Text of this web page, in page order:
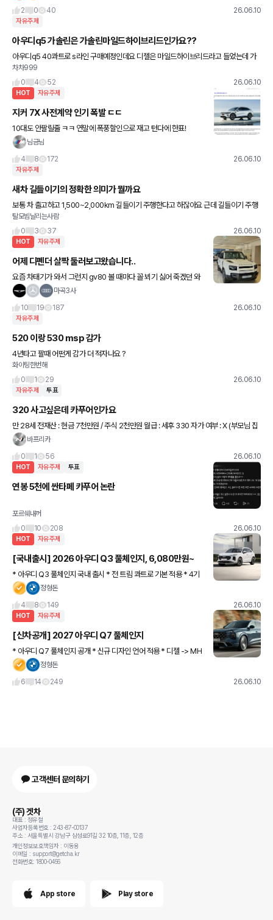
2
0 40 26.06.10
자유주제
아우디q5 가솔린은 가솔린마일드하이브리드인가요??
아우디q5 40콰트로 s라인 구매예정인데요 디젤은 마일드하이브리드라고 들었는데 가
솔린도 동일할까요??? 혹시 아시는분들 댓글부탁드려요 ㅠㅠ
차차999
0
4 52 26.06.10
HOT 자유주제
지커 7X 사전계약 인기 폭발 ㄷㄷ
10대도 안팔릴줄 ㅋㅋ 연말에 폭풍할인으로 재고 턴다에 한표!
님금님
4
8 172 26.06.10
자유주제
새차 길들이기의 정확한 의미가 뭘까요
보통 차 출고하고 1,500~2,000km 길들이기 주행한다고 하잖아요 근데 길들이기 주행
이라는게 스포츠 모드를 안쓰고 주행하는 건지, 아니면 특정 속도 이상으로 주행을 안하는
건지, 아니면 다른
탈모빔날리는사람
0
3 37 26.06.10
HOT 자유주제
어제 디펜더 살짝 둘러보고왔습니다..
요즘 차태기가 와서 그런지 gv80 볼 때마다 꼴 뵈기 싫어 죽겠던 와
중에 평소에 관심이 있던 디펜더 보고왔는데 완전 취저네요.. 와이프
마곡3사
10
19 187 26.06.10
자유주제
520 이랑 530 msp 감가
4년타고 팔때 어떤게 감가 더 적자나요 ?
화이팅한번해
0
1 29 26.06.10
자유주제 투표
320 사고싶은데 카푸어인가요
만 28세 전재산 : 현금 7천만원 / 주식 2천만원 월급 : 세후 330 자가 여부 : X (부모님 집
바프리카
0
1 56 26.06.10
HOT 자유주제 투표
연봉 5천에 싼타페 카푸어 논란
포르쉐내꺼
0
10 208 26.06.10
HOT 자유주제
[국내출시] 2026 아우디 Q3 풀체인지, 6,080만원~
* 아우디 Q3 풀체인지 국내 출시 * 전 트림 콰트로 기본 적용 * 4기
통 2리터 + S트로닉 7단 * 258마력 + 37.73kg.m * 제로백 5.9초
정형돈
4
8 149 26.06.10
HOT 자유주제
[신차공개] 2027 아우디 Q7 풀체인지
* 아우디 Q7 풀체인지 공개 * 신규 디자인 언어 적용 * 디젤 -> MH
EV 플러스 적용 * 디지털 매트릭스 LED 헤드라이트 탑재 * 5/6/7인
정형돈
6
14 249 26.06.10
고객센터 문의하기
(주) 겟차
대표 : 정유철
사업자등록번호 : 243-87-00137
주소 : 서울특별시 강남구 삼성로91길 32 10층, 11층, 12층
개인정보보호책임자 : 이동용
이메일 : support@getcha.kr
전화번호: 1800-0456
App store Play store